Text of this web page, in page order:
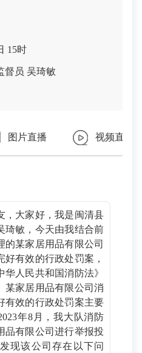
15时
员 吴琦敏
图片直播 视频直播
大家好，我是闽清县
琦敏，今天由我结合前
的某家居用品有限公司
好有效的行政处罚案，
人民共和国消防法》
家居用品有限公司消
有效的行政处罚案主要
年8月，我大队消防
品有限公司进行举报投
现该公司存在以下问